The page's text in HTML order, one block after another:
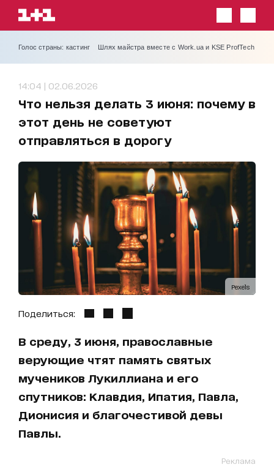
Голос страны: кастинг Шлях майстра вместе с Work.ua и KSE ProfTech
14:04 | 02.06.2026
Что нельзя делать 3 июня: почему в
этот день не советуют
отправляться в дорогу
Pexels
Поделиться:
В среду, 3 июня, православные
верующие чтят память святых
мучеников Лукиллиана и его
спутников: Клавдия, Ипатия, Павла,
Дионисия и благочестивой девы
Павлы.
Реклама